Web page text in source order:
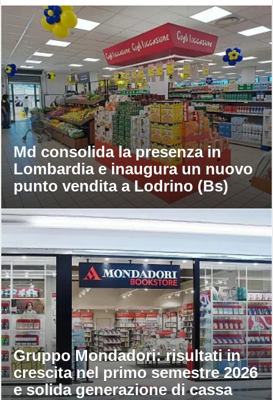
Md consolida la presenza in
Lombardia e inaugura un nuovo
punto vendita a Lodrino (Bs)
Gruppo Mondadori: risultati in
crescita nel primo semestre 2026
e solida generazione di cassa